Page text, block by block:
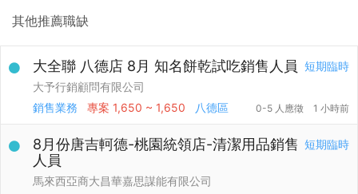
其他推薦職缺
短期臨時
大全聯 八德店 8月 知名餅乾試吃銷售人員
大予行銷顧問有限公司
銷售業務
專案 1,650 ~ 1,650 八德區 0-5 人應徵 1 小時前
短期臨時
8月份唐吉軻德-桃園統領店-清潔用品銷售
人員
馬來西亞商大昌華嘉思謀能有限公司